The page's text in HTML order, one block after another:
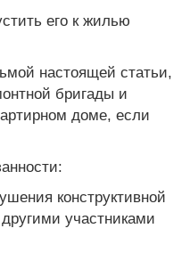
его к жилью
настоящей статьи,
бригады и
доме, если
конструктивной
участниками